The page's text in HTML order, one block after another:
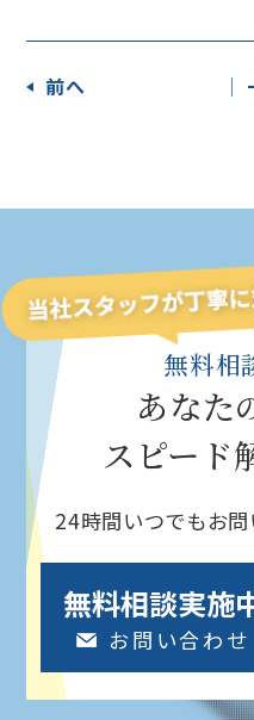
前へ │
無料相
あなた
スピード
24時間いつでもお問
無料相談実施
お問い合わせ